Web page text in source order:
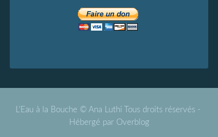
L'Eau à la Bouche © Ana Luthi Tous droits réservés -
Hébergé par Overblog